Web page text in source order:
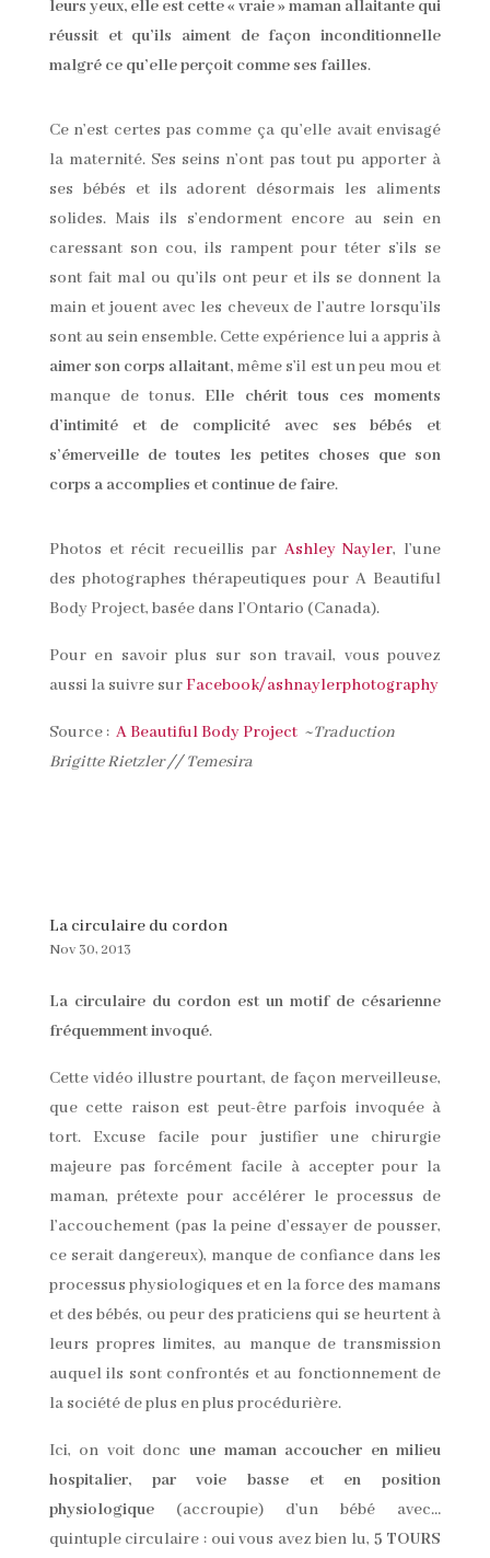
leurs yeux, elle est cette « vraie » maman allaitante qui
réussit et qu’ils aiment de façon inconditionnelle
malgré ce qu’elle perçoit comme ses failles.
Ce n’est certes pas comme ça qu’elle avait envisagé
la maternité. Ses seins n’ont pas tout pu apporter à
ses bébés et ils adorent désormais les aliments
solides. Mais ils s’endorment encore au sein en
caressant son cou, ils rampent pour téter s’ils se
sont fait mal ou qu’ils ont peur et ils se donnent la
main et jouent avec les cheveux de l’autre lorsqu’ils
sont au sein ensemble. Cette expérience lui a appris à
aimer son corps allaitant, même s’il est un peu mou et
manque de tonus. Elle chérit tous ces moments
d’intimité et de complicité avec ses bébés et
s’émerveille de toutes les petites choses que son
corps a accomplies et continue de faire.
Photos et récit recueillis par Ashley Nayler, l’une
des photographes thérapeutiques pour A Beautiful
Body Project, basée dans l’Ontario (Canada).
Pour en savoir plus sur son travail, vous pouvez
aussi la suivre surFacebook/ashnaylerphotography
Source : A Beautiful Body Project ~Traduction
Brigitte Rietzler//Temesira
La circulaire du cordon
Nov 30, 2013
La circulaire du cordon est un motif de césarienne
fréquemment invoqué.
Cette vidéo illustre pourtant, de façon merveilleuse,
que cette raison est peut-être parfois invoquée à
tort. Excuse facile pour justifier une chirurgie
majeure pas forcément facile à accepter pour la
maman, prétexte pour accélérer le processus de
l’accouchement (pas la peine d’essayer de pousser,
ce serait dangereux), manque de confiance dans les
processus physiologiques et en la force des mamans
et des bébés, ou peur des praticiens qui se heurtent à
leurs propres limites, au manque de transmission
auquel ils sont confrontés et au fonctionnement de
la société de plus en plus procédurière.
Ici, on voit donc une maman accoucher en milieu
hospitalier, par voie basse et en position
physiologique(accroupie) d’un bébé avec…
quintuple circulaire : oui vous avez bien lu, 5 TOURS